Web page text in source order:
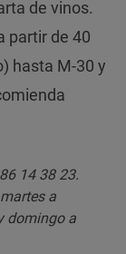
de vinos.
partir de 40
hasta M-30 y
14 38 23.
a
domingo a